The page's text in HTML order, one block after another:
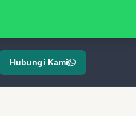
Hubungi Kami